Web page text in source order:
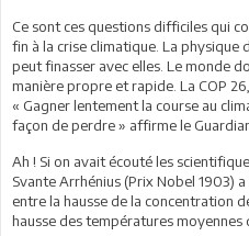
Ce sont ces questions difficiles qui
fin à la crise climatique. La physique
peut finasser avec elles. Le monde
manière propre et rapide. La COP
« Gagner lentement la course au
façon de perdre » affirme le
Ah ! Si on avait écouté les
Svante Arrhénius (Prix Nobel 1903)
entre la hausse de la concentration
hausse des températures moyennes